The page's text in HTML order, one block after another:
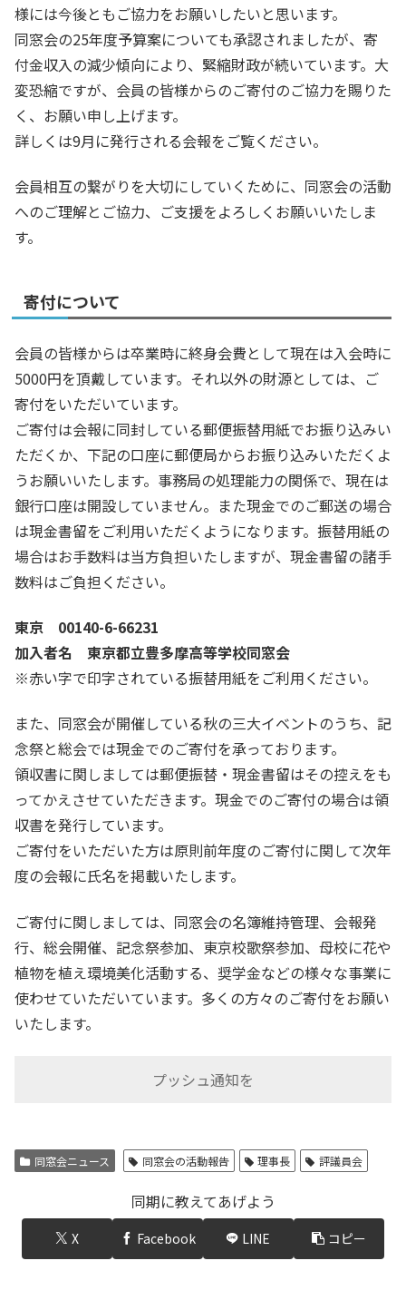
様には今後ともご協力をお願いしたいと思います。
同窓会の25年度予算案についても承認されましたが、寄
付金収入の減少傾向により、緊縮財政が続いています。大
変恐縮ですが、会員の皆様からのご寄付のご協力を賜りた
く、お願い申し上げます。
詳しくは9月に発行される会報をご覧ください。
会員相互の繋がりを大切にしていくために、同窓会の活動
へのご理解とご協力、ご支援をよろしくお願いいたしま
す。
寄付について
会員の皆様からは卒業時に終身会費として現在は入会時に
5000円を頂戴しています。それ以外の財源としては、ご
寄付をいただいています。
ご寄付は会報に同封している郵便振替用紙でお振り込みい
ただくか、下記の口座に郵便局からお振り込みいただくよ
うお願いいたします。事務局の処理能力の関係で、現在は
銀行口座は開設していません。また現金でのご郵送の場合
は現金書留をご利用いただくようになります。振替用紙の
場合はお手数料は当方負担いたしますが、現金書留の諸手
数料はご負担ください。
東京 00140-6-66231
加入者名 東京都立豊多摩高等学校同窓会
※赤い字で印字されている振替用紙をご利用ください。
また、同窓会が開催している秋の三大イベントのうち、記
念祭と総会では現金でのご寄付を承っております。
領収書に関しましては郵便振替・現金書留はその控えをも
ってかえさせていただきます。現金でのご寄付の場合は領
収書を発行しています。
ご寄付をいただいた方は原則前年度のご寄付に関して次年
度の会報に氏名を掲載いたします。
ご寄付に関しましては、同窓会の名簿維持管理、会報発
行、総会開催、記念祭参加、東京校歌祭参加、母校に花や
植物を植え環境美化活動する、奨学金などの様々な事業に
使わせていただいています。多くの方々のご寄付をお願い
いたします。
プッシュ通知を
同窓会ニュース 同窓会の活動報告 理事長 評議員会
同期に教えてあげよう
X Facebook LINE コピー